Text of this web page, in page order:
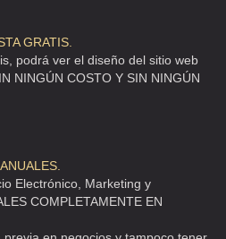
GRATIS.
podrá ver el diseño del sitio web
NINGÚN COSTO Y SIN NINGÚN
Electrónico, Marketing y
COMPLETAMENTE EN